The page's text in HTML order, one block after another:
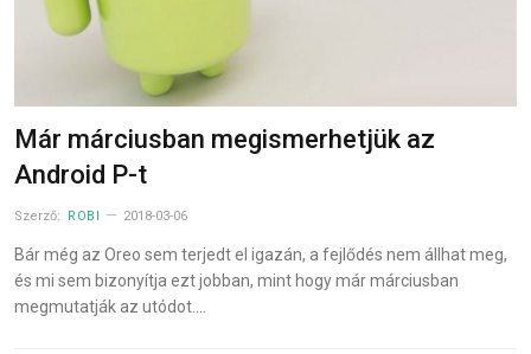
Már márciusban megismerhetjük az
Android P-t
Szerző: ROBI 2018-03-06
Bár még az Oreo sem terjedt el igazán, a fejlődés nem állhat meg,
és mi sem bizonyítja ezt jobban, mint hogy már márciusban
megmutatják az utódot.…